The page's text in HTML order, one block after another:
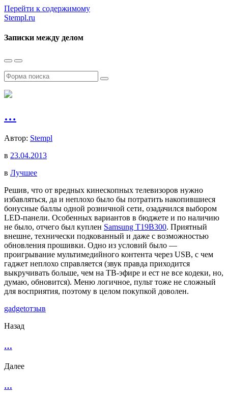
Перейти к содержимому
Stempl.ru
Записки между делом
Переключить
мобильное
меню
Переключить
поле
поиска
Поиск
…
Автор: Stempl
в 23.04.2013
в Лучшее
Решив, что от вредных кинескопных телевизоров нужно
избавляться, да и неплохо было бы потратить накопившиеся
бонусные баллы одной розничной сети, озадачился выбором
LED-панели. Особенных вариантов в бюджете и по наличию
не было, отчего был куплен Samsung T19B300. Приятный
внешне, технически подкованный и даже с возможностью
обновления прошивки. Одно из условий было —
проигрывание мультимедийного контента через USB, с чем
гаджет неплохо справляется (звук правда приходится
выкручивать больше, чем на ТВ-эфире и ест не все кодеки, но,
думаю, обновится). Меню логичное, пульт тоже не сложный
для восприятия, поэтому в целом покупкой доволен.
gadgetотзыв
Назад
…
Далее
…